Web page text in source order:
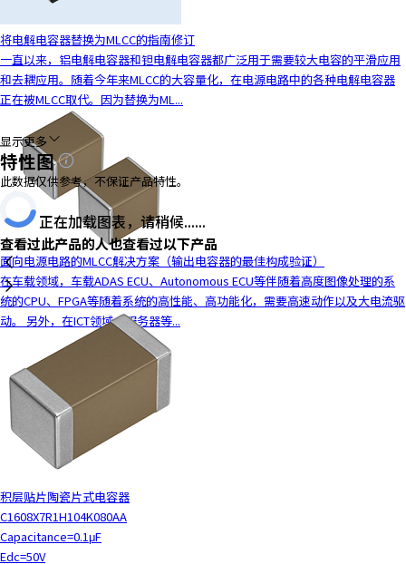
将电解电容器替换为MLCC的指南修订
一直以来，铝电解电容器和钽电解电容器都广泛用于需要较大电容的平滑应用
和去耦应用。随着今年来MLCC的大容量化，在电源电路中的各种电解电容器
正在被MLCC取代。因为替换为ML...
面向电源电路的MLCC解决方案（输出电容器的最佳构成验证）
在车载领域，车载ADAS ECU、Autonomous ECU等伴随着高度图像处理的系
统的CPU、FPGA等随着系统的高性能、高功能化，需要高速动作以及大电流驱
动。 另外，在ICT领域，服务器等...
显示更多
特性图
此数据仅供参考，不保证产品特性。
正在加载图表，请稍候......
查看过此产品的人也查看过以下产品
积层贴片陶瓷片式电容器
C1608X7R1H104K080AA
Capacitance=0.1μF
Edc=50V